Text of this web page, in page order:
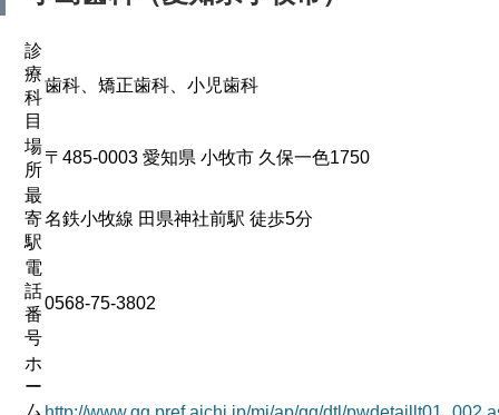
診
療
科
目
歯科、矯正歯科、小児歯科
場
所
〒485-0003 愛知県 小牧市 久保一色1750
最
寄
駅
名鉄小牧線 田県神社前駅 徒歩5分
電
話
番
号
0568-75-3802
ホ
ー
ム